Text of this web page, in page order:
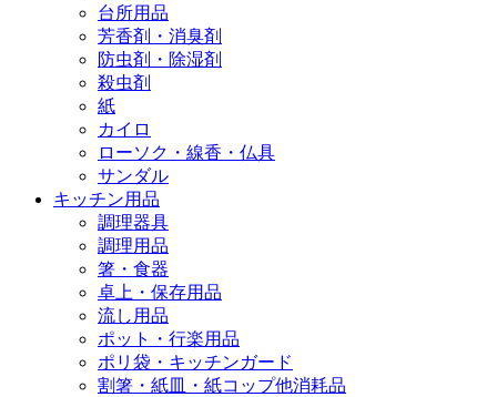
台所用品
芳香剤・消臭剤
防虫剤・除湿剤
殺虫剤
紙
カイロ
ローソク・線香・仏具
サンダル
キッチン用品
調理器具
調理用品
箸・食器
卓上・保存用品
流し用品
ポット・行楽用品
ポリ袋・キッチンガード
割箸・紙皿・紙コップ他消耗品